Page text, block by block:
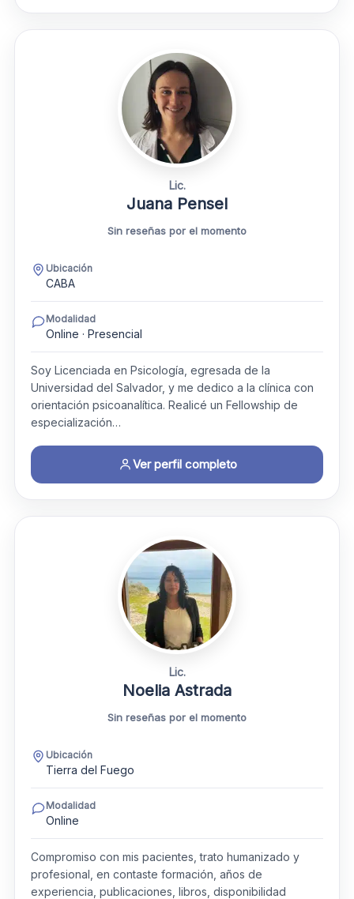
Lic.
Juana Pensel
Sin reseñas por el momento
Ubicación
CABA
Modalidad
Online · Presencial
Soy Licenciada en Psicología, egresada de la
Universidad del Salvador, y me dedico a la clínica con
orientación psicoanalítica. Realicé un Fellowship de
especialización…
Ver perfil completo
Lic.
Noelia Astrada
Sin reseñas por el momento
Ubicación
Tierra del Fuego
Modalidad
Online
Compromiso con mis pacientes, trato humanizado y
profesional, en contaste formación, años de
experiencia, publicaciones, libros, disponibilidad